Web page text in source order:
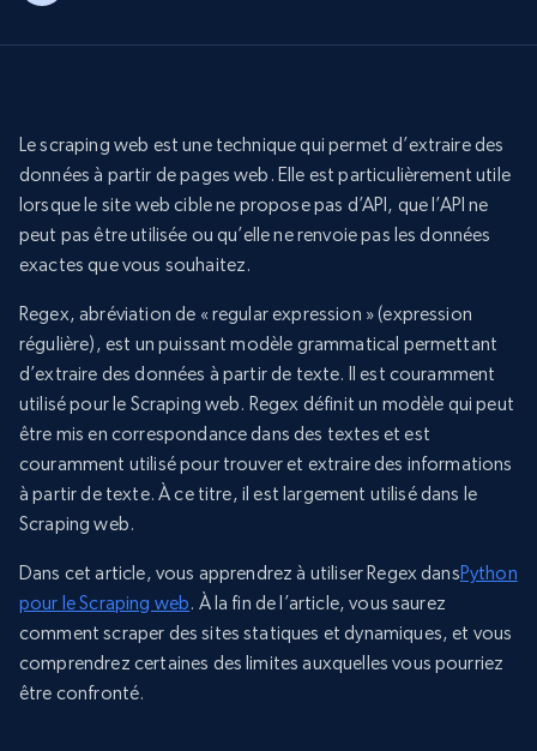
Le scraping web est une technique qui permet d’extraire des
données à partir de pages web. Elle est particulièrement utile
lorsque le site web cible ne propose pas d’API, que l’API ne
peut pas être utilisée ou qu’elle ne renvoie pas les données
exactes que vous souhaitez.
Regex, abréviation de « regular expression » (expression
régulière), est un puissant modèle grammatical permettant
d’extraire des données à partir de texte. Il est couramment
utilisé pour le Scraping web. Regex définit un modèle qui peut
être mis en correspondance dans des textes et est
couramment utilisé pour trouver et extraire des informations
à partir de texte. À ce titre, il est largement utilisé dans le
Scraping web.
Dans cet article, vous apprendrez à utiliser Regex dansPython
pour le Scraping web. À la fin de l’article, vous saurez
comment scraper des sites statiques et dynamiques, et vous
comprendrez certaines des limites auxquelles vous pourriez
être confronté.